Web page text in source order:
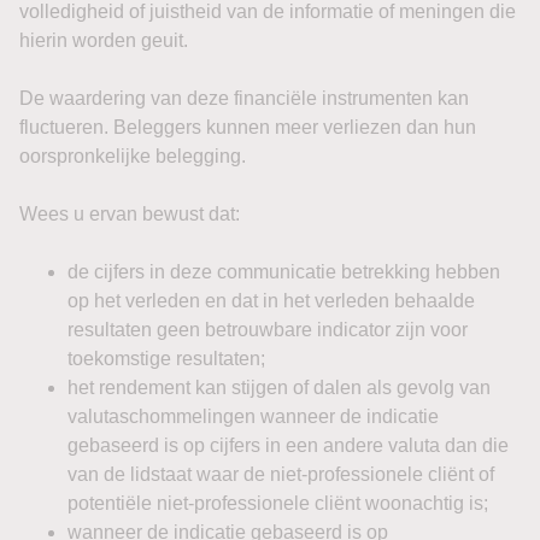
bredere Topix licht steeg. In Zuid-Korea daalde de Kospi
ongeveer onveranderd.
Chinese aandelen presteerden beter. De Hang Seng won
impuls kwam van de handelscijfers. De Chinese export
verwacht. De import steeg 27,5%. Het handelsoverschot
bedroeg $112,5 miljard.
Vooral technologie speelt daarin een steeds grotere rol.
Chinese chip export steeg in juli volgens officiële
gegevens met 117% ten opzichte van een jaar eerder.
Tegelijkertijd blijft de binnenlandse vraag relatief zwak. De
Chinese economie groeide in het tweede kwartaal met
4,3%, terwijl de consumptiegroei bescheiden bleef. De
sterke export maskeert daardoor gedeeltelijk de zwakte